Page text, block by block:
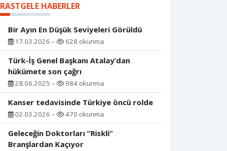
RASTGELE HABERLER
Bir Ayın En Düşük Seviyeleri Görüldü
17.03.2026 – 628 okunma
Türk-İş Genel Başkanı Atalay’dan
hükümete son çağrı
28.06.2025 – 984 okunma
Kanser tedavisinde Türkiye öncü rolde
02.03.2026 – 470 okunma
Geleceğin Doktorları “Riskli”
Branşlardan Kaçıyor